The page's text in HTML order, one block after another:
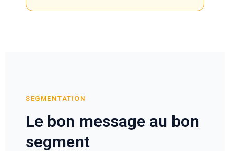
SEGMENTATION
Le bon message au bon
segment